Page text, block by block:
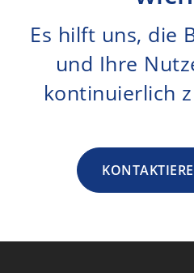
Es hilft uns, die
und Ihre
kontinuierlich